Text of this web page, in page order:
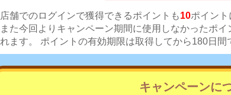
店舗でのログインで獲得できるポイントも10ポイント
また今回よりキャンペーン期間に使用しなかったポ
れます。 ポイントの有効期限は取得してから180日間
キャンペーンに